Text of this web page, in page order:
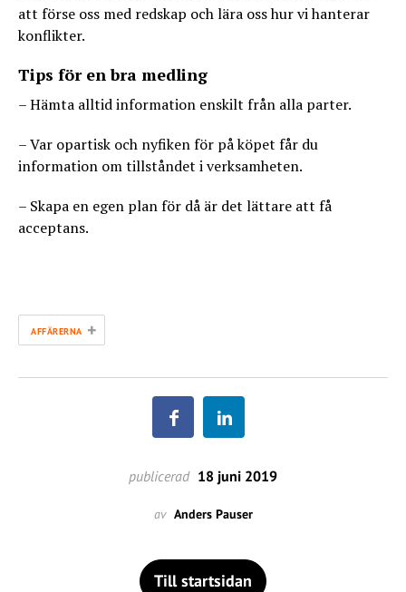
att förse oss med redskap och lära oss hur vi hanterar
konflikter.
Tips för en bra medling
– Hämta alltid information enskilt från alla parter.
– Var opartisk och nyfiken för på köpet får du
information om tillståndet i verksamheten.
– Skapa en egen plan för då är det lättare att få
acceptans.
AFFÄRERNA +
publicerad 18 juni 2019
av Anders Pauser
Till startsidan